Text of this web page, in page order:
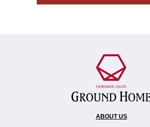
ABOUT US